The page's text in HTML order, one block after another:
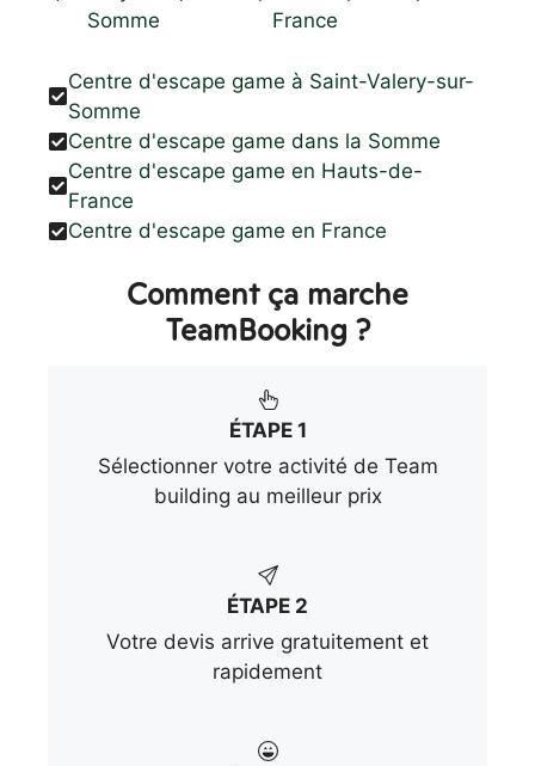
Somme
France
Centre d'escape game à Saint-Valery-sur-
Somme
Centre d'escape game dans la Somme
Centre d'escape game en Hauts-de-
France
Centre d'escape game en France
Comment ça marche
TeamBooking ?
ÉTAPE 1
Sélectionner votre activité de Team
building au meilleur prix
ÉTAPE 2
Votre devis arrive gratuitement et
rapidement